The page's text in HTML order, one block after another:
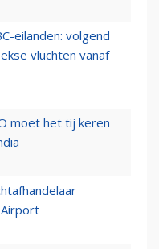
eilanden: volgend
vluchten vanaf
moet het tij keren